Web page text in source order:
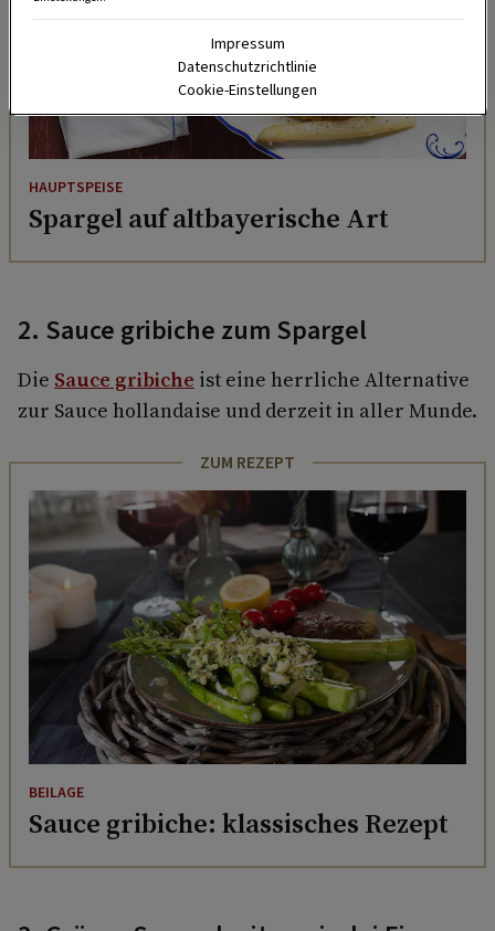
HAUPTSPEISE
Spargel auf altbayerische Art
2. Sauce gribiche zum Spargel
Die Sauce gribiche ist eine herrliche Alternative
zur Sauce hollandaise und derzeit in aller Munde.
ZUM REZEPT
BEILAGE
Sauce gribiche: klassisches Rezept
Impressum
Datenschutzrichtlinie
Cookie-Einstellungen